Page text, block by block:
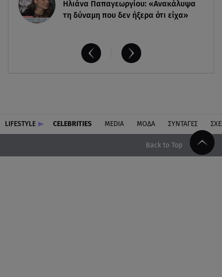
Ηλιάνα Παπαγεωργίου: «Ανακάλυψα
τη δύναμη που δεν ήξερα ότι είχα»
LIFESTYLE CELEBRITIES MEDIA ΜΟΔΑ ΣΥΝΤΑΓΕΣ
Back to Top